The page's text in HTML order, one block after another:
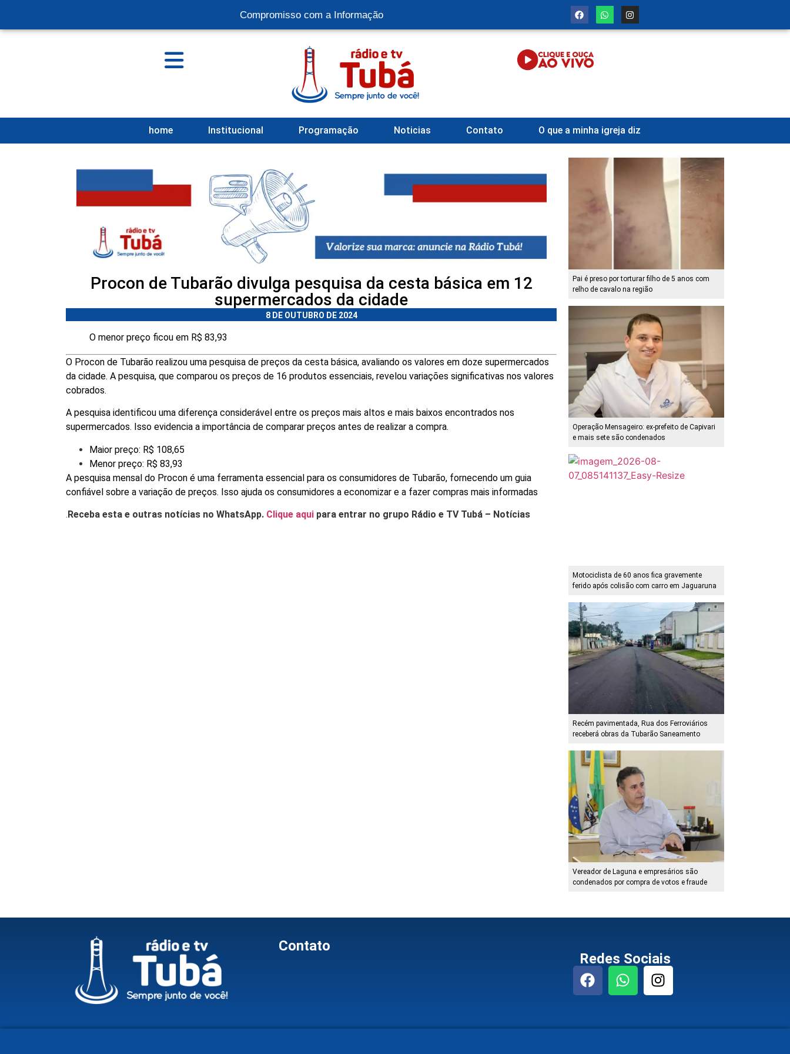
Compromisso com a Informação
home Institucional Programação Noticias Contato O que a minha igreja diz
Procon de Tubarão divulga pesquisa da cesta básica em 12
supermercados da cidade
8 DE OUTUBRO DE 2024
O menor preço ficou em R$ 83,93
O Procon de Tubarão realizou uma pesquisa de preços da cesta básica, avaliando os valores em doze supermercados
da cidade. A pesquisa, que comparou os preços de 16 produtos essenciais, revelou variações significativas nos valores
cobrados.
A pesquisa identificou uma diferença considerável entre os preços mais altos e mais baixos encontrados nos
supermercados. Isso evidencia a importância de comparar preços antes de realizar a compra.
Maior preço: R$ 108,65
Menor preço: R$ 83,93
A pesquisa mensal do Procon é uma ferramenta essencial para os consumidores de Tubarão, fornecendo um guia
confiável sobre a variação de preços. Isso ajuda os consumidores a economizar e a fazer compras mais informadas
.Receba esta e outras notícias no WhatsApp. Clique aqui para entrar no grupo Rádio e TV Tubá – Notícias
Pai é preso por torturar filho de 5 anos com
relho de cavalo na região
Operação Mensageiro: ex-prefeito de Capivari
e mais sete são condenados
Motociclista de 60 anos fica gravemente
ferido após colisão com carro em Jaguaruna
Recém pavimentada, Rua dos Ferroviários
receberá obras da Tubarão Saneamento
Vereador de Laguna e empresários são
condenados por compra de votos e fraude
Contato
Redes Sociais